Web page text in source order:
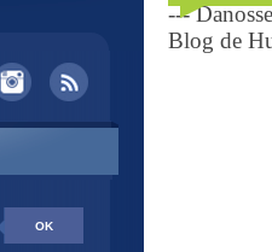
---
Blog de